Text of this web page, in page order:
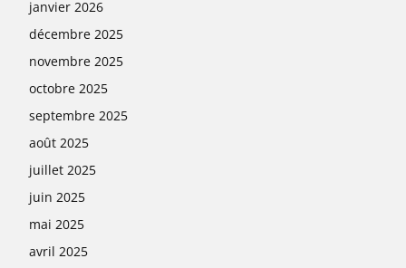
janvier 2026
décembre 2025
novembre 2025
octobre 2025
septembre 2025
août 2025
juillet 2025
juin 2025
mai 2025
avril 2025